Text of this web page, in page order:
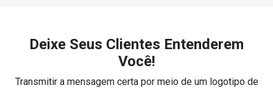
Deixe Seus Clientes Entenderem
Você!
Transmitir a mensagem certa por meio de um logotipo de